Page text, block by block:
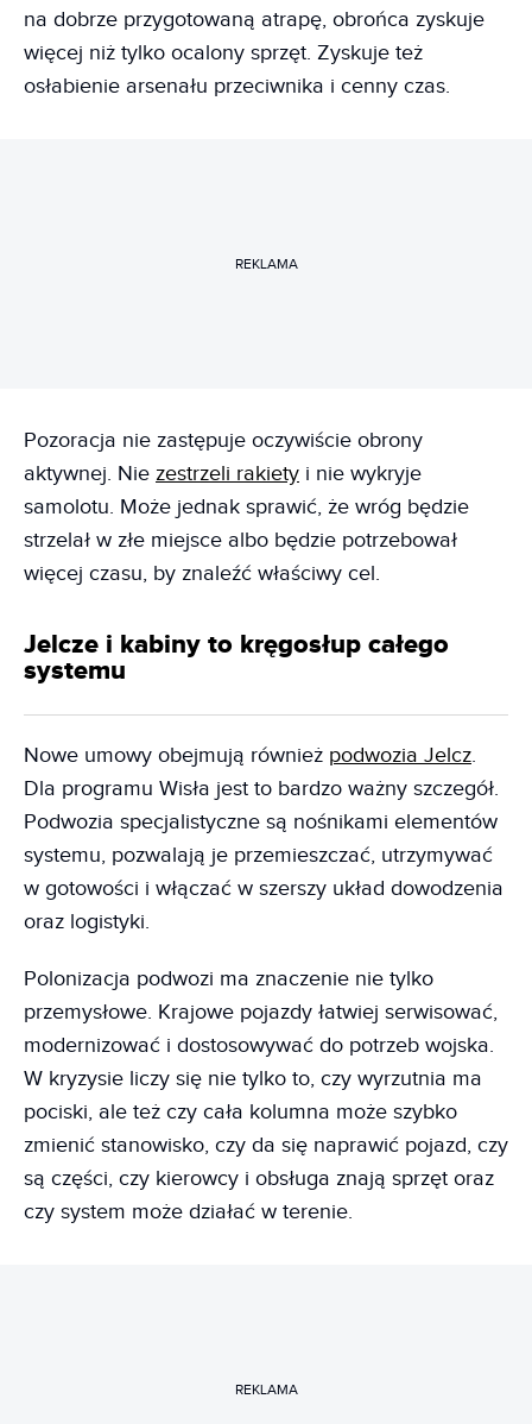
na dobrze przygotowaną atrapę, obrońca zyskuje
więcej niż tylko ocalony sprzęt. Zyskuje też
osłabienie arsenału przeciwnika i cenny czas.
REKLAMA
Pozoracja nie zastępuje oczywiście obrony
aktywnej. Nie zestrzeli rakiety i nie wykryje
samolotu. Może jednak sprawić, że wróg będzie
strzelał w złe miejsce albo będzie potrzebował
więcej czasu, by znaleźć właściwy cel.
Jelcze i kabiny to kręgosłup całego
systemu
Nowe umowy obejmują również podwozia Jelcz.
Dla programu Wisła jest to bardzo ważny szczegół.
Podwozia specjalistyczne są nośnikami elementów
systemu, pozwalają je przemieszczać, utrzymywać
w gotowości i włączać w szerszy układ dowodzenia
oraz logistyki.
Polonizacja podwozi ma znaczenie nie tylko
przemysłowe. Krajowe pojazdy łatwiej serwisować,
modernizować i dostosowywać do potrzeb wojska.
W kryzysie liczy się nie tylko to, czy wyrzutnia ma
pociski, ale też czy cała kolumna może szybko
zmienić stanowisko, czy da się naprawić pojazd, czy
są części, czy kierowcy i obsługa znają sprzęt oraz
czy system może działać w terenie.
REKLAMA